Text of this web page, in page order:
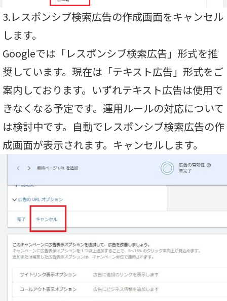
3.レスポンシブ検索広告の作成画面をキャンセル
します。
Googleでは「レスポンシブ検索広告」形式を推
奨しています。現在は「テキスト広告」形式をご
案内しております。いずれテキスト広告は使用で
きなくなる予定です。運用ルールの対応について
は検討中です。自動でレスポンシブ検索広告の作
成画面が表示されます。キャンセルします。